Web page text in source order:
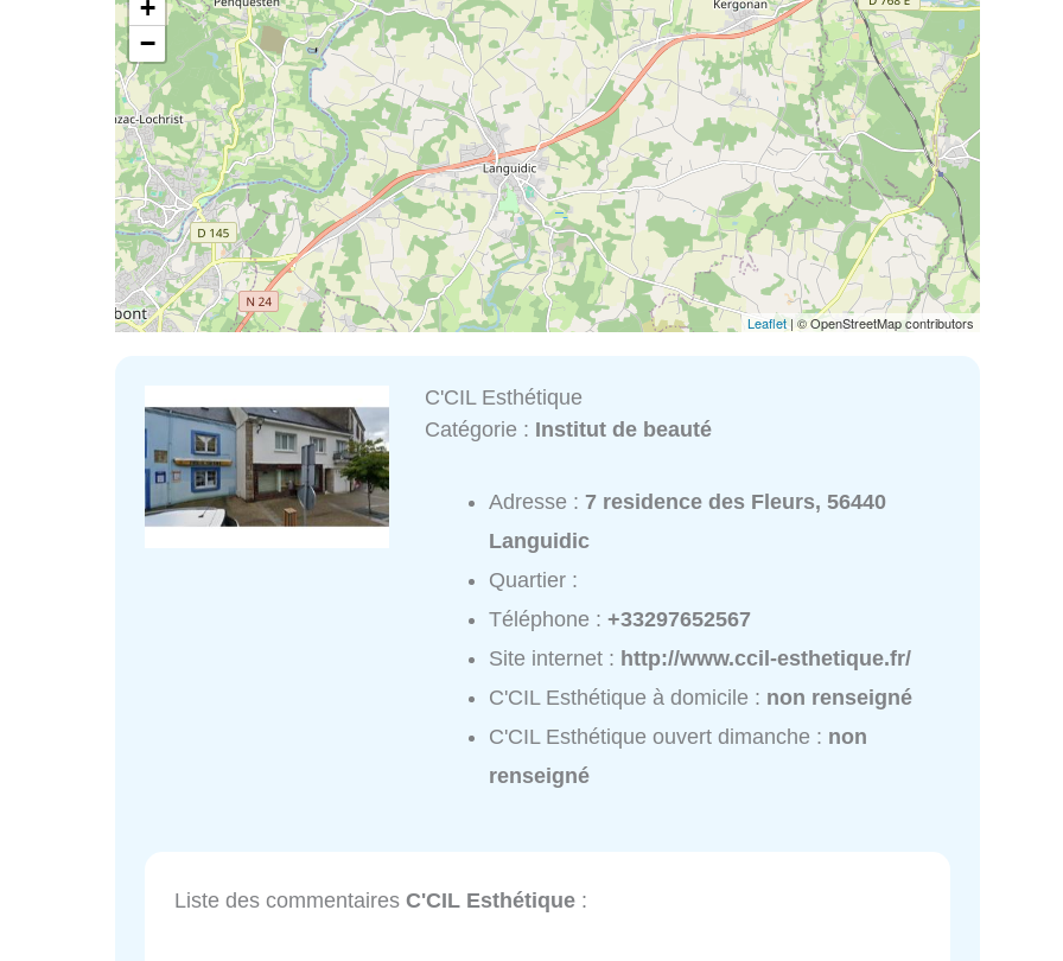
+
−
Leaflet| © OpenStreetMap contributors
C'CIL Esthétique
Catégorie : Institut de beauté
Adresse :7 residence des Fleurs, 56440
Languidic
Quartier :
Téléphone :+33297652567
Site internet : http://www.ccil-esthetique.fr/
C'CIL Esthétique à domicile : non renseigné
C'CIL Esthétique ouvert dimanche : non
renseigné
Liste des commentaires C'CIL Esthétique :